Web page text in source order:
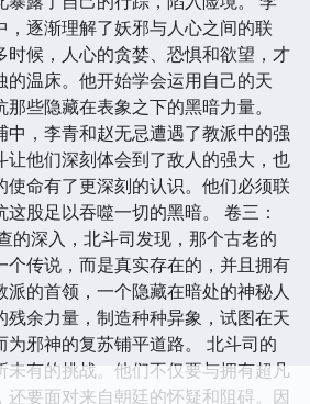
传说。他们发现，镇上的人们正被
所控制，如同傀儡一般，按照某种
时，苏婉则在京城一处古老的药铺
药物和蛊术控制人心的证据。她发
他们想象的要更加阴险和复杂。而
关术，在教派的据点中获取了重要的
暴露了自己的行踪，陷入险境。 李
，逐渐理解了妖邪与人心之间的联
候，人心的贪婪、恐惧和欲望，才
的温床。他开始学会运用自己的天
那些隐藏在表象之下的黑暗力量。
中，李青和赵无忌遭遇了教派中的强
让他们深刻体会到了敌人的强大，也
使命有了更深刻的认识。他们必须联
这股足以吞噬一切的黑暗。 卷三：